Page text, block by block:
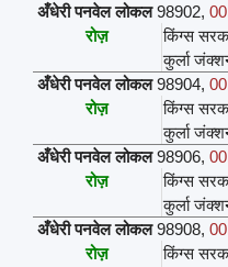
अँधेरी पनवेल लोकल 98902,
रोज़
किंग्स
कुर्ला
अँधेरी पनवेल लोकल 98904,
रोज़
किंग्स
कुर्ला
अँधेरी पनवेल लोकल 98906,
रोज़
किंग्स
कुर्ला
अँधेरी पनवेल लोकल 98908,
रोज़
किंग्स